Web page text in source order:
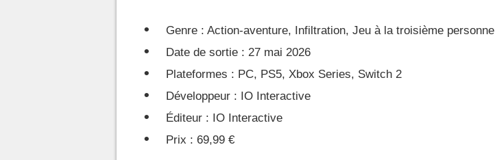
Genre : Action-aventure, Infiltration, Jeu à la troisième personne
Date de sortie : 27 mai 2026
Plateformes : PC, PS5, Xbox Series, Switch 2
Développeur : IO Interactive
Éditeur : IO Interactive
Prix : 69,99 €